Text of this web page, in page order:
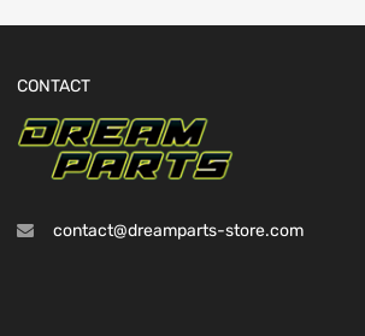
CONTACT
contact@dreamparts-store.com